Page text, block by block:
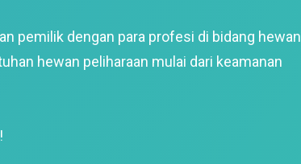
pemilik dengan para profesi di bidang hewan
hewan peliharaan mulai dari keamanan